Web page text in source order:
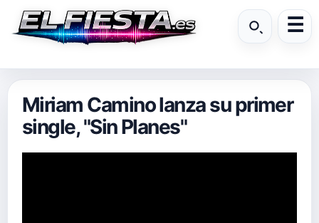
Miriam Camino lanza su primer
single, "Sin Planes"